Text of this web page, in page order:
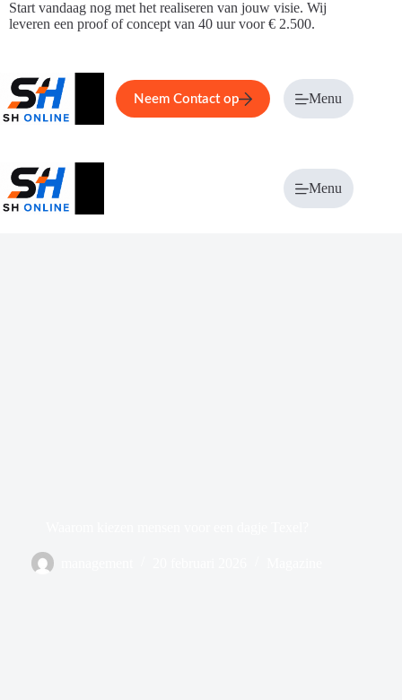
Ga
naar
Start vandaag nog met het realiseren van jouw visie. Wij
leveren een proof of concept van 40 uur voor € 2.500.
Home Service Over ons
Neem Contact op Menu
Menu